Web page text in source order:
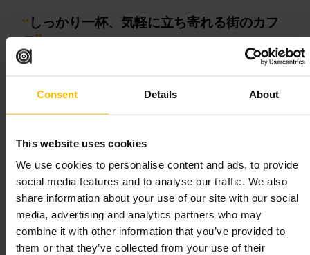
Consent Details About
This website uses cookies
We use cookies to personalise content and ads, to provide
social media features and to analyse our traffic. We also
share information about your use of our site with our social
media, advertising and analytics partners who may
combine it with other information that you’ve provided to
them or that they’ve collected from your use of their
“しっかり一杯、気軽に立ち寄れる街のカフ
ェ”
向いている
#作業に便利
期待できること
エスプレッソ系の濃いめの一杯が揃います。冷たいドリンクや軽
食もあり、カウンター注文が基本です。店内は実用的で座席はコ
ンパクト、仕事や待ち合わせに適したテーブルが見つかります。
スタッフは手際よく、回転が速いです。